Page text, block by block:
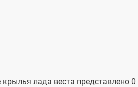
лада веста представлено